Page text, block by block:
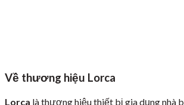
Về thương hiệu Lorca
Lorca là thương hiệu thiết bị gia dụng nhà